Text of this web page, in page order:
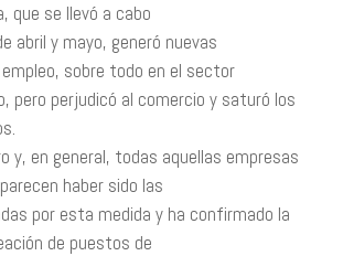
que se llevó a cabo
abril y mayo, generó nuevas
sobre todo en el sector
pero perjudicó al comercio y saturó los
y, en general, todas aquellas empresas
haber sido las
por esta medida y ha confirmado la
de puestos de